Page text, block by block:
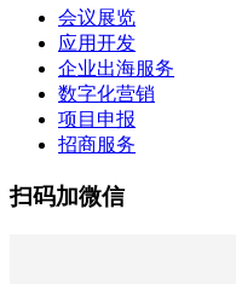
会议展览
应用开发
企业出海服务
数字化营销
项目申报
招商服务
扫码加微信